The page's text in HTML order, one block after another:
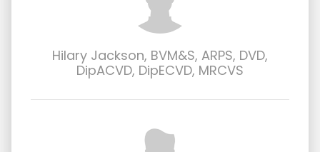
Hilary Jackson, BVM&S, ARPS, DVD,
DipACVD, DipECVD, MRCVS